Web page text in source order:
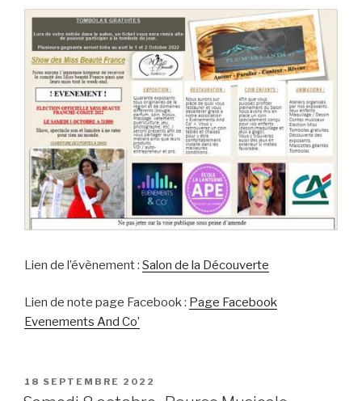
Lien de l’évènement : Salon de la Découverte
Lien de note page Facebook : Page Facebook
Evenements And Co’
PUBLIÉ
LE
18 SEPTEMBRE 2022